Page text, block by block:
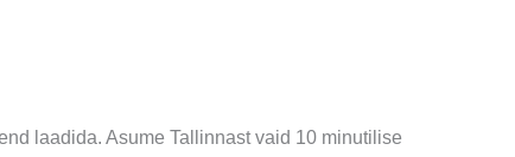
laadida. Asume Tallinnast vaid 10 minutilise